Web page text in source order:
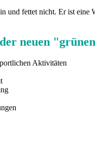
und fettet nicht. Er ist
neuen
Aktivitäten